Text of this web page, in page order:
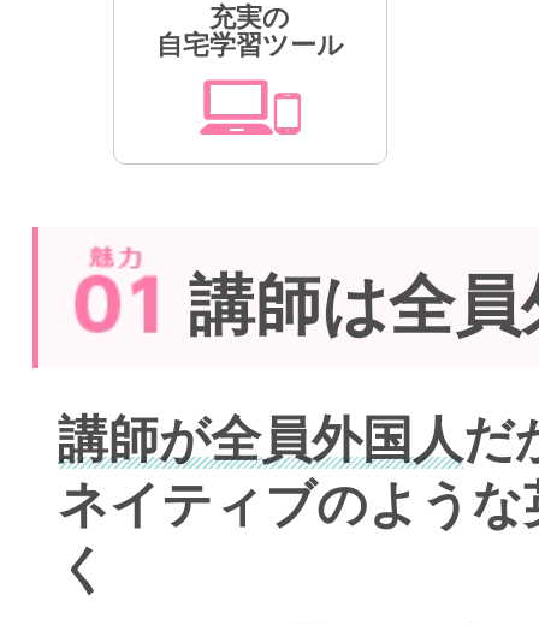
充実の
自宅学習ツール
講師は全
講師が全員外国人だ
ネイティブのよう
く